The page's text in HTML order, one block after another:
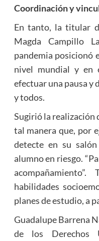
Coordinación y
En tanto, la titular
Magda Campillo
pandemia posicionó
nivel mundial y en
efectuar una pausa y
y todos.
Sugirió la realización
tal manera que, por
detecte en su
alumno en riesgo.
habilidades
planes de estudio, a
Guadalupe Barrena
de los Derechos